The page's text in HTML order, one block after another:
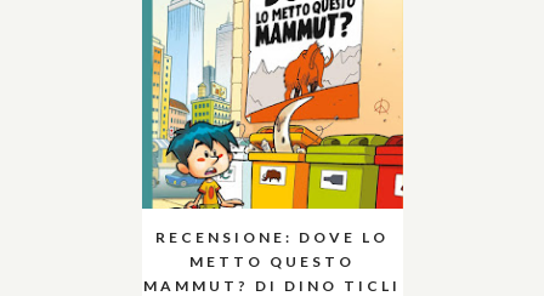
RECENSIONE: DOVE LO
METTO QUESTO
MAMMUT? DI DINO TICLI